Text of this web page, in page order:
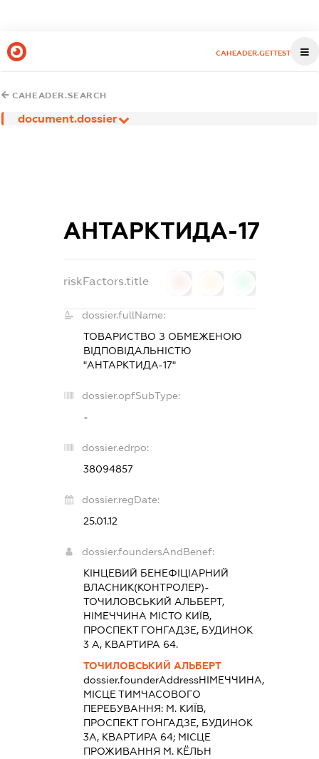
CAHEADER.GETTEST
CAHEADER.SEARCH
document.dossier
АНТАРКТИДА-17
riskFactors.title
dossier.fullName:
ТОВАРИСТВО З ОБМЕЖЕНОЮ
ВІДПОВІДАЛЬНІСТЮ
"АНТАРКТИДА-17"
dossier.opfSubType:
-
dossier.edrpo:
38094857
dossier.regDate:
25.01.12
dossier.foundersAndBenef:
КІНЦЕВИЙ БЕНЕФІЦІАРНИЙ
ВЛАСНИК(КОНТРОЛЕР)-
ТОЧИЛОВСЬКИЙ АЛЬБЕРТ,
НІМЕЧЧИНА МІСТО КИЇВ,
ПРОСПЕКТ ГОНГАДЗЕ, БУДИНОК
3 А, КВАРТИРА 64.
ТОЧИЛОВСЬКИЙ АЛЬБЕРТ
dossier.founderAddressНІМЕЧЧИНА,
МІСЦЕ ТИМЧАСОВОГО
ПЕРЕБУВАННЯ: М. КИЇВ,
ПРОСПЕКТ ГОНГАДЗЕ, БУДИНОК
3А, КВАРТИРА 64; МІСЦЕ
ПРОЖИВАННЯ М. КЁЛЬН